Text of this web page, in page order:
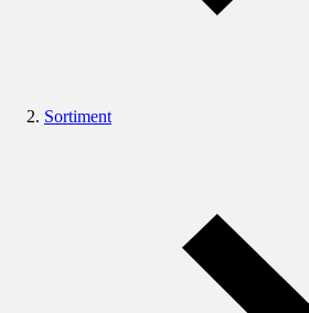
Sortiment